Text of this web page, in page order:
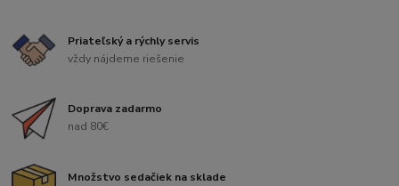
Priateľský a rýchly servis
vždy nájdeme riešenie
Doprava zadarmo
nad 80€
Množstvo sedačiek na sklade